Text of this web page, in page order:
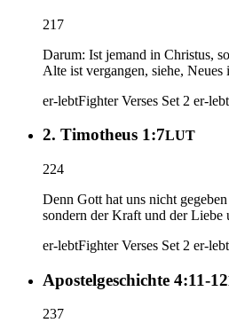
217
Darum: Ist jemand in Christus,
Alte ist vergangen, siehe, Neues
er-lebtFighter Verses Set 2 er-lebt
2. Timotheus 1:7LUT
224
Denn Gott hat uns nicht
sondern der Kraft und der Liebe
er-lebtFighter Verses Set 2 er-lebt
Apostelgeschichte 4:11-12
237